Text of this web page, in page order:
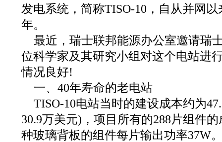
发电系统，简称TISO‐10，自从并网
年。
最近，瑞士联邦能源办公室邀请瑞
位科学家及其研究小组对这个电站进
情况良好!
一、40年寿命的老电站
TISO‐10电站当时的建设成本约为
30.9万美元)，项目所有的288片组件
种玻璃背板的组件每片输出功率37W